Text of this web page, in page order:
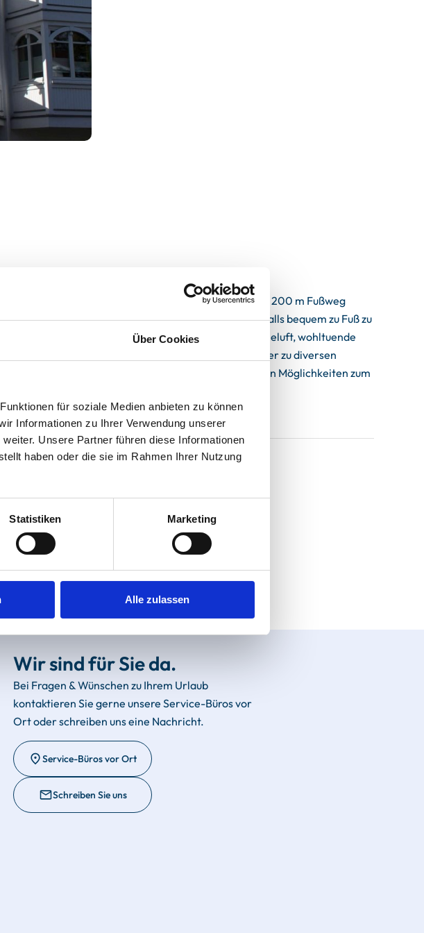
Über Cookies
für soziale Medien anbieten zu können
Informationen zu Ihrer Verwendung unserer
Unsere Partner führen diese Informationen
haben oder die sie im Rahmen Ihrer Nutzung
Statistiken Marketing
Alle zulassen
Wegen zum Strand und zum Zentrum! Schon nach 200 m Fußweg
sowie gemütlichen Cafés und Restaurants ist ebenfalls bequem zu Fuß zu
lange Strandspaziergänge an der frischen Ostseeluft, wohltuende
zu den Kreidefelsen, zur Selliner Seebrücke oder zu diversen
an der Promenade oder im Theater Puttbus. Mit tollen Möglichkeiten zum
Wir sind für Sie da.
Bei Fragen & Wünschen zu Ihrem Urlaub
kontaktieren Sie gerne unsere Service-Büros vor
Ort oder schreiben uns eine Nachricht.
Service-Büros vor Ort
Schreiben Sie uns